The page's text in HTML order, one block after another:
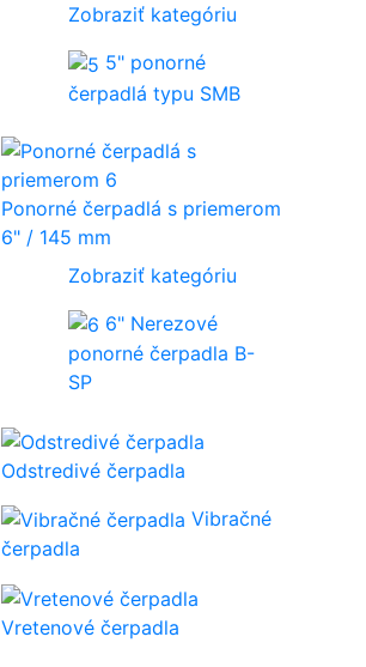
Zobraziť kategóriu
5" ponorné
čerpadlá typu SMB
Ponorné čerpadlá s priemerom
6" / 145 mm
Zobraziť kategóriu
6" Nerezové
ponorné čerpadla B-
SP
Odstredivé čerpadla
Vibračné
čerpadla
Vretenové čerpadla